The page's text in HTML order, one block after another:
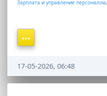
Зарплата и управление персоналом,
17-05-2026, 06:48